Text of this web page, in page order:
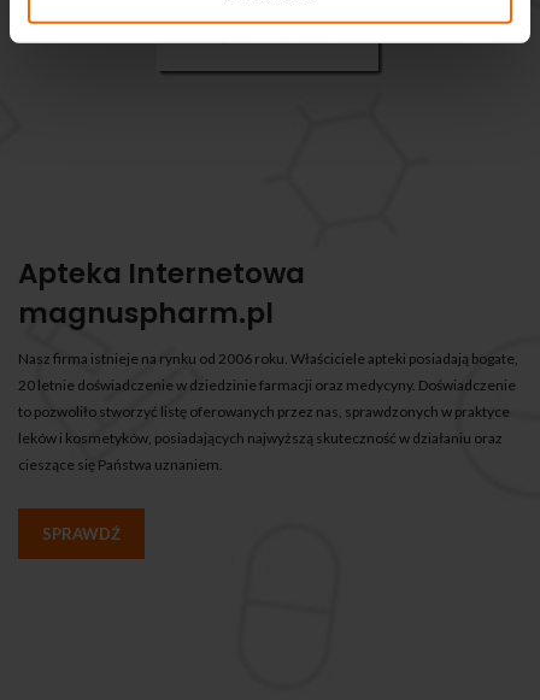
Apteka Internetowa
magnuspharm.pl
Nasz firma istnieje na rynku od 2006 roku. Właściciele apteki posiadają bogate,
20 letnie doświadczenie w dziedzinie farmacji oraz medycyny. Doświadczenie
to pozwoliło stworzyć listę oferowanych przez nas, sprawdzonych w praktyce
leków i kosmetyków, posiadających najwyższą skuteczność w działaniu oraz
cieszące się Państwa uznaniem.
SPRAWDŹ